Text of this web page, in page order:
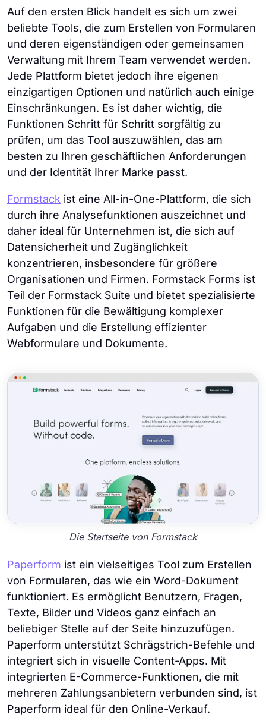
Auf den ersten Blick handelt es sich um zwei
beliebte Tools, die zum Erstellen von Formularen
und deren eigenständigen oder gemeinsamen
Verwaltung mit Ihrem Team verwendet werden.
Jede Plattform bietet jedoch ihre eigenen
einzigartigen Optionen und natürlich auch einige
Einschränkungen. Es ist daher wichtig, die
Funktionen Schritt für Schritt sorgfältig zu
prüfen, um das Tool auszuwählen, das am
besten zu Ihren geschäftlichen Anforderungen
und der Identität Ihrer Marke passt.
Formstack ist eine All-in-One-Plattform, die sich
durch ihre Analysefunktionen auszeichnet und
daher ideal für Unternehmen ist, die sich auf
Datensicherheit und Zugänglichkeit
konzentrieren, insbesondere für größere
Organisationen und Firmen. Formstack Forms ist
Teil der Formstack Suite und bietet spezialisierte
Funktionen für die Bewältigung komplexer
Aufgaben und die Erstellung effizienter
Webformulare und Dokumente.
Die Startseite von Formstack
Paperform ist ein vielseitiges Tool zum Erstellen
von Formularen, das wie ein Word-Dokument
funktioniert. Es ermöglicht Benutzern, Fragen,
Texte, Bilder und Videos ganz einfach an
beliebiger Stelle auf der Seite hinzuzufügen.
Paperform unterstützt Schrägstrich-Befehle und
integriert sich in visuelle Content-Apps. Mit
integrierten E-Commerce-Funktionen, die mit
mehreren Zahlungsanbietern verbunden sind, ist
Paperform ideal für den Online-Verkauf.